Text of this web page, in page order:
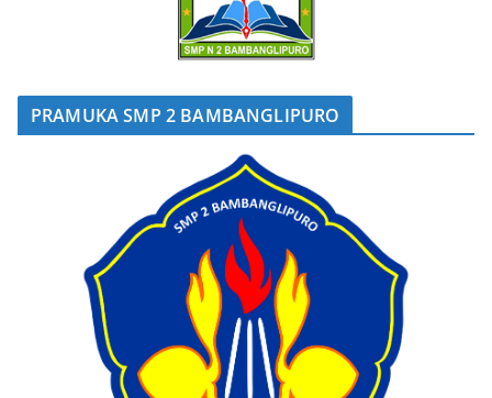
PRAMUKA SMP 2 BAMBANGLIPURO